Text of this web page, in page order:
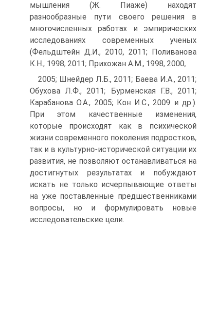
мышления (Ж. Пиаже) находят
разнообразные пути своего решения в
многочисленных работах и эмпирических
исследованиях современных ученых
(Фельдштейн Д.И., 2010, 2011; Поливанова
К.Н., 1998, 2011; Прихожан А.М., 1998, 2000,
2005; Шнейдер Л.Б., 2011; Баева И.А., 2011;
Обухова Л.Ф., 2011; Бурменская Г.В., 2011;
Карабанова О.А., 2005; Кон И.С., 2009 и др.).
При этом качественные изменения,
которые происходят как в психической
жизни современного поколения подростков,
так и в культурно-исторической ситуации их
развития, не позволяют останавливаться на
достигнутых результатах и побуждают
искать не только исчерпывающие ответы
на уже поставленные предшественниками
вопросы, но и формулировать новые
исследовательские цели.